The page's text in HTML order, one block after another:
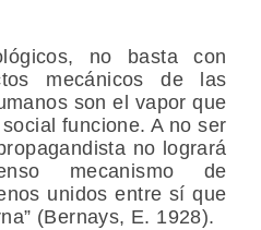
no basta con
mecánicos de las
son el vapor que
funcione. A no ser
no logrará
mecanismo de
unidos entre sí que
(Bernays, E. 1928).